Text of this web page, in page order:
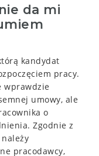
da mi
kandydat
pracy.
wprawdzie
umowy, ale
o
Zgodnie z
pracodawcy,